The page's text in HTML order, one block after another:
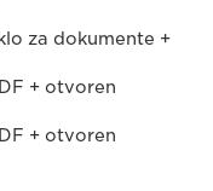
za dokumente +
+ otvoren
+ otvoren